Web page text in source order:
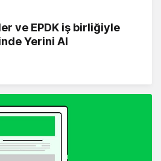
ve EPDK iş birliğiyle
Yerini Al